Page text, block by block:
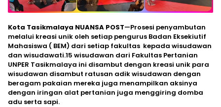
Kota Tasikmalaya NUANSA POST—Prosesi penyambutan
melalui kreasi unik oleh setiap pengurus Badan Eksekiutif
Mahasiswa ( BEM) dari setiap fakultas kepada wisudawan
dan wisudawati.15 wisudawan dari Fakultas Pertanian
UNPER Tasikmalaya ini disambut dengan kreasi unik para
wisudawan disambut ratusan adik wisudawan dengan
beragam pakaian mereka juga menampilkan aksinya
dengan iringan alat pertanian juga menggiring domba
adu serta sapi.